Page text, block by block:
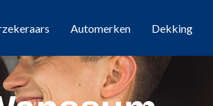
Automerken Dekking